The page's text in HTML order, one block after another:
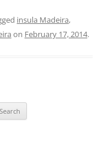
insula Madeira,
on February 17, 2014.